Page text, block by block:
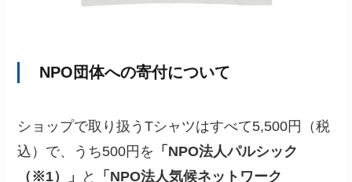
NPO団体への寄付について
ショップで取り扱うTシャツはすべて5,500円（税
込）で、うち500円を 「NPO法人パルシック
（※1）」
と
「NPO法人気候ネットワーク